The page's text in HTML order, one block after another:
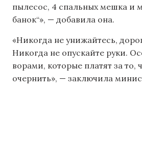
пылесос, 4 спальных мешка и
банок“», — добавила она.
«Никогда не унижайтесь,
Никогда не опускайте руки.
ворами, которые платят за то,
очернить», — заключила